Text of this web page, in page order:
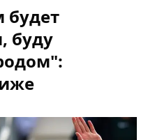
будет
буду